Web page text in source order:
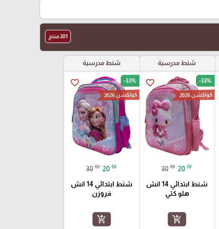
201 منتج
شنط مدرسية
favorite_border -33%
كولكشن 2026
30 ₪ 20 ₪
شنط ابتدائي 14 انش
هلو كتي
add_shopping_cart
شنط مدرسية
favorite_border -33%
كولكشن 2026
30 ₪ 20 ₪
شنط ابتدائي 14 انش
فروزن
add_shopping_cart